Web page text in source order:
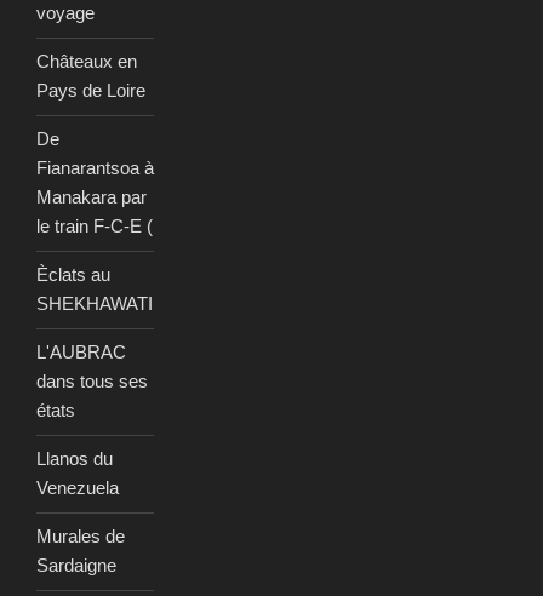
voyage
Châteaux en
Pays de Loire
De
Fianarantsoa à
Manakara par
le train F-C-E (
Èclats au
SHEKHAWATI
L'AUBRAC
dans tous ses
états
Llanos du
Venezuela
Murales de
Sardaigne